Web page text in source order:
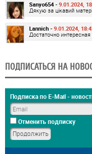
Sanyo654 - 9.01.2024,
Дякую за цікавий
Lannich - 9.01.2024,
Достаточно
ПОДПИСАТЬСЯ НА
Подписка по E-Mail -
Отменить подписку